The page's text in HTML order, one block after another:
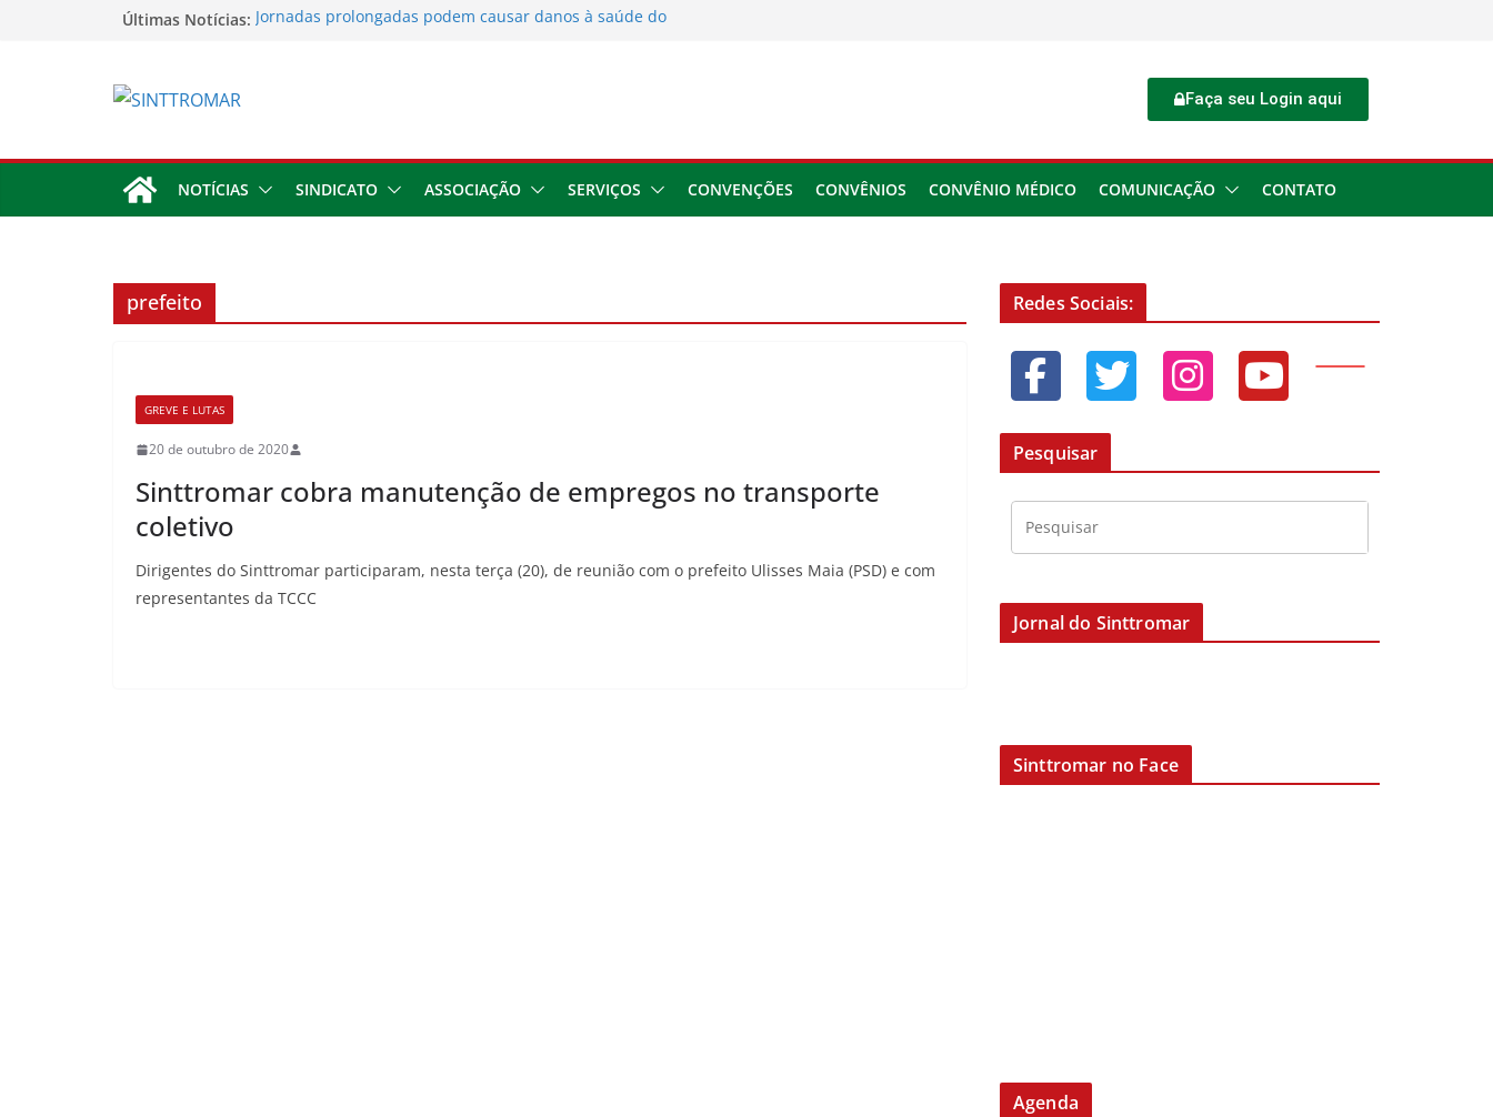
Últimas Notícias: Jornadas prolongadas podem causar danos à saúde do
Faça seu Login aqui
NOTÍCIAS SINDICATO ASSOCIAÇÃO SERVIÇOS CONVENÇÕES CONVÊNIOS CONVÊNIO MÉDICO COMUNICAÇÃO CONTATO
prefeito
GREVE E LUTAS
20 de outubro de 2020
Sinttromar cobra manutenção de empregos no transporte
coletivo
Dirigentes do Sinttromar participaram, nesta terça (20), de reunião com o prefeito Ulisses Maia (PSD) e com
representantes da TCCC
Redes Sociais:
Pesquisar
Jornal do Sinttromar
Sinttromar no Face
Agenda